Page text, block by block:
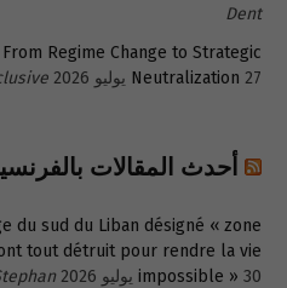
Dent
Regime Change to Strategic
Neutralization 27 يوليو 2026
أحدث المقالات
du sud du Liban désigné « zone
tout détruit pour rendre la vie
impossible » 30 يوليو 2026